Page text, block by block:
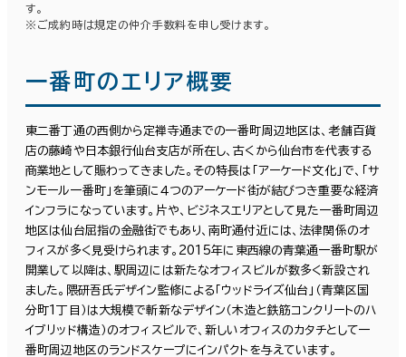
す。
※ご成約時は規定の仲介手数料を申し受けます。
一番町のエリア概要
東二番丁通の西側から定禅寺通までの一番町周辺地区は、老舗百貨
店の藤崎や日本銀行仙台支店が所在し、古くから仙台市を代表する
商業地として賑わってきました。その特長は「アーケード文化」で、「サ
ンモール一番町」を筆頭に４つのアーケード街が結びつき重要な経済
インフラになっています。片や、ビジネスエリアとして見た一番町周辺
地区は仙台屈指の金融街でもあり、南町通付近には、法律関係のオ
フィスが多く見受けられます。2015年に東西線の青葉通一番町駅が
開業して以降は、駅周辺には新たなオフィスビルが数多く新設され
ました。隈研吾氏デザイン監修による「ウッドライズ仙台」（青葉区国
分町1丁目）は大規模で斬新なデザイン（木造と鉄筋コンクリートのハ
イブリッド構造）のオフィスビルで、新しいオフィスのカタチとして一
番町周辺地区のランドスケープにインパクトを与えています。